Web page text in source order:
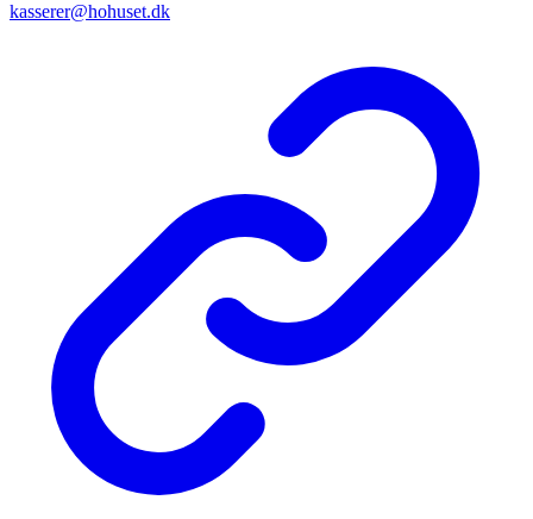
kasserer@hohuset.dk